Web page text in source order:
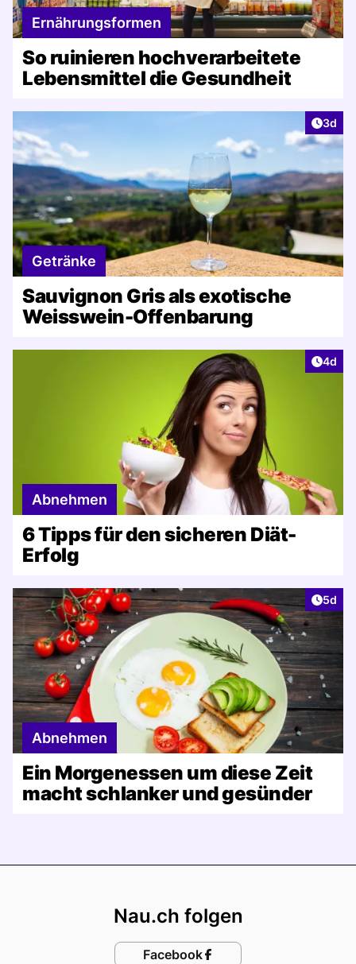
Ernährungsformen
So ruinieren hochverarbeitete
Lebensmittel die Gesundheit
3d
Getränke
Sauvignon Gris als exotische
Weisswein-Offenbarung
4d
Abnehmen
6 Tipps für den sicheren Diät-
Erfolg
5d
Abnehmen
Ein Morgenessen um diese Zeit
macht schlanker und gesünder
Nau.ch folgen
Facebook